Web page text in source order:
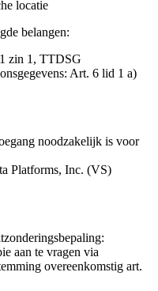
locatie
belangen:
zin 1, TTDSG
Art. 6 lid 1 a)
noodzakelijk is voor
Platforms, Inc. (VS)
aan te vragen via
overeenkomstig art.